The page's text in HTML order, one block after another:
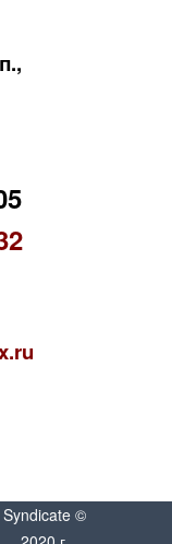
Syndicate ©